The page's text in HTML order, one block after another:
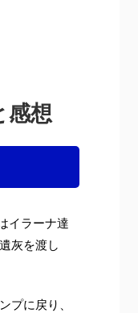
感想
イラーナ達
灰を渡し
プに戻り、